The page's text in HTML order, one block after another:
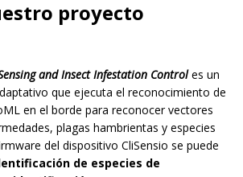
proyecto
and Insect Infestation Controles un
que ejecuta el reconocimiento de
en el borde para reconocer vectores
plagas hambrientas y especies
del dispositivo CliSensio se puede
de especies de